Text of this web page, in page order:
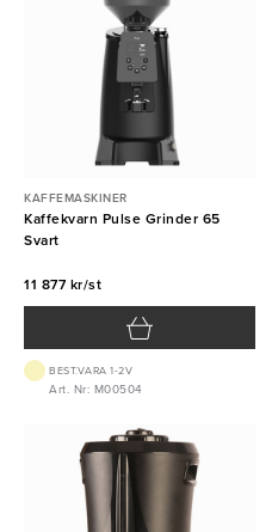
KAFFEMASKINER
Kaffekvarn Pulse Grinder 65
Svart
11 877 kr/st
BEST.VARA 1-2V
Art. Nr: M00504